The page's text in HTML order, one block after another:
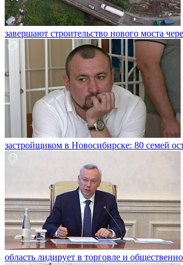
завершают строительство нового моста
застройщиком в Новосибирске: 80 семей
область лидирует в торговле и